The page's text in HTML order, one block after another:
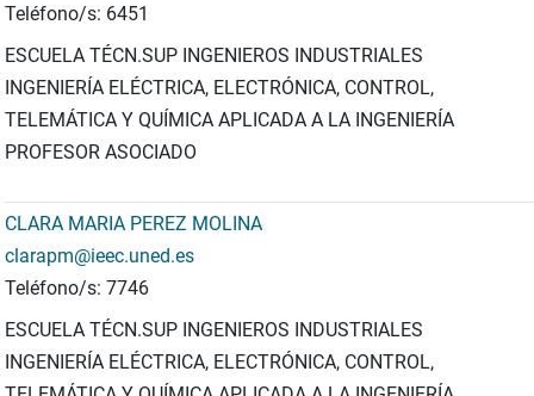
Teléfono/s: 6451
ESCUELA TÉCN.SUP INGENIEROS INDUSTRIALES
INGENIERÍA ELÉCTRICA, ELECTRÓNICA, CONTROL,
TELEMÁTICA Y QUÍMICA APLICADA A LA INGENIERÍA
PROFESOR ASOCIADO
CLARA MARIA PEREZ MOLINA
clarapm@ieec.uned.es
Teléfono/s: 7746
ESCUELA TÉCN.SUP INGENIEROS INDUSTRIALES
INGENIERÍA ELÉCTRICA, ELECTRÓNICA, CONTROL,